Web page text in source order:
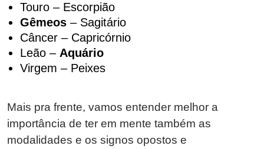
Touro – Escorpião
Gêmeos – Sagitário
Câncer – Capricórnio
Leão – Aquário
Virgem – Peixes
Mais pra frente, vamos entender melhor a
importância de ter em mente também as
modalidades e os signos opostos e